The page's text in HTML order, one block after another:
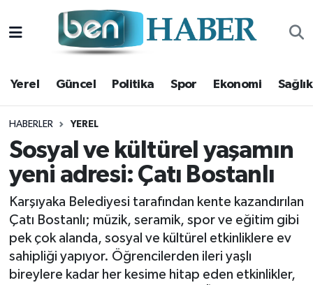
Yerel Güncel Politika Spor Ekonomi Sağlık
HABERLER YEREL
Sosyal ve kültürel yaşamın
yeni adresi: Çatı Bostanlı
Karşıyaka Belediyesi tarafından kente kazandırılan
Çatı Bostanlı; müzik, seramik, spor ve eğitim gibi
pek çok alanda, sosyal ve kültürel etkinliklere ev
sahipliği yapıyor. Öğrencilerden ileri yaşlı
bireylere kadar her kesime hitap eden etkinlikler,
Yerel
Güncel
Politika
Spor
Ekonomi
Sağlık
Magazin
Hava Durumu
Trafik Durumu
Süper Lig Puan Durumu ve Fikstür
Tüm Manşetler
Son Dakika Haberleri
Haber Arşivi